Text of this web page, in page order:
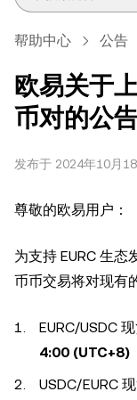
帮助中心 公告
欧易关于
币对的公
发布于 2024年10月18
尊敬的欧易用户：
为支持 EURC 生
币币交易将对现有
EURC/USDC
4:00 (UTC+8)
USDC/EURC